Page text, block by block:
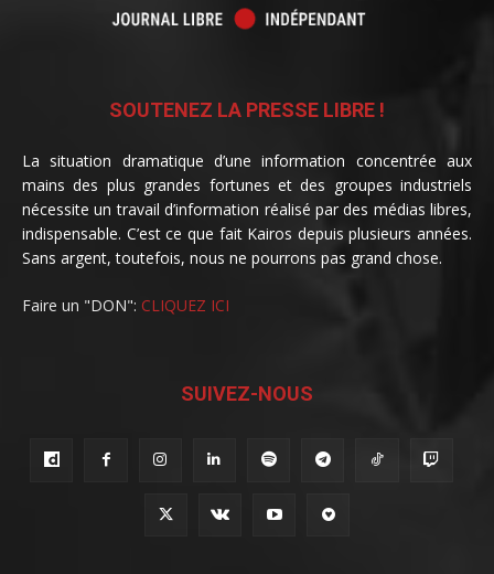
SOUTENEZ LA PRESSE LIBRE !
La situation dramatique d’une information concentrée aux
mains des plus grandes fortunes et des groupes industriels
nécessite un travail d’information réalisé par des médias libres,
indispensable. C’est ce que fait Kairos depuis plusieurs années.
Sans argent, toutefois, nous ne pourrons pas grand chose.
Faire un "DON": CLIQUEZ ICI
SUIVEZ-NOUS